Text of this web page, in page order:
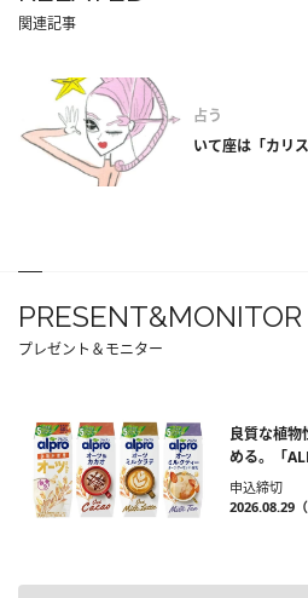
関連記事
占う
いて座は「カリ
PRESENT&MONITOR
プレゼント＆モニター
良質な植物
める。「
申込締切
2026.08.29